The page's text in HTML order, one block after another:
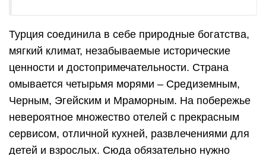
Турция соединила в себе природные богатства,
мягкий климат, незабываемые исторические
ценности и достопримечательности. Страна
омывается четырьмя морями – Средиземным,
Черным, Эгейским и Мраморным. На побережье
невероятное множество отелей с прекрасным
сервисом, отличной кухней, развлечениями для
детей и взрослых. Сюда обязательно нужно